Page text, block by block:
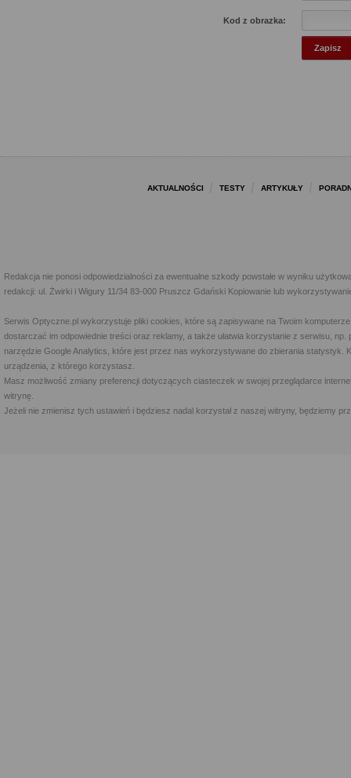
Kod z obrazka:
AKTUALNOŚCI TESTY ARTYKUŁY
Redakcja nie ponosi odpowiedzialności za ewentualne szkody powstałe w wyniku
redakcji: ul. Żwirki i Wigury 11/34 83-000 Pruszcz Gdański Kopiowanie lub
Serwis Optyczne.pl wykorzystuje pliki cookies, które są zapisywane na Twoim
dostarczać im odpowiednie treści oraz reklamy, a także ułatwia korzystanie z serwisu,
narzędzie Google Analytics, które jest przez nas wykorzystywane do zbierania statystyk.
urządzenia, z którego korzystasz.
Masz możliwość zmiany preferencji dotyczących ciasteczek w swojej przeglądarce
witrynę.
Jeżeli nie zmienisz tych ustawień i będziesz nadal korzystał z naszej witryny, będziemy